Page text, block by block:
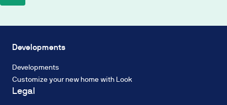
TIN
Fixed
Rate,
with
a
French
Biodiversity
efficiency
Circular
economy
Water
Developments
Developments
Customize your new home with Look
Legal